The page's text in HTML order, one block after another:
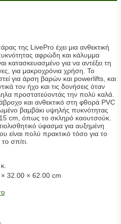
της LivePro έχει μια ανθεκτική
αφρώδη και κάλυμμα
κατασκευασμένο για να αντέξει τη
για μακροχρόνια χρήση. Το
για άρση βαρών και powerlifts, και
τον ήχο και τις δονήσεις όταν
προστατεύοντάς την πολύ καλά.
και ανθεκτικό στη φθορά PVC
βαμβάκι υψηλής πυκνότητας
cm, όπως το σκληρό καουτσούκ.
ύφασμα για αυξημένη
είναι πολύ πρακτικό τόσο για το
σπίτι.
32.00 × 62.00 cm